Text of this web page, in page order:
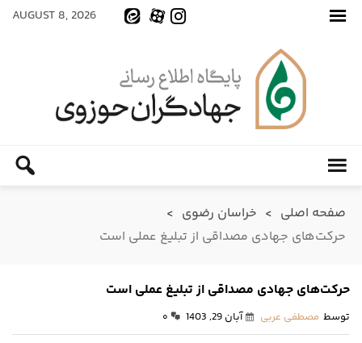
AUGUST 8, 2026
صفحه اصلی > خراسان رضوی >
حرکت‌های جهادی مصداقی از تبلیغ عملی است
حرکت‌های جهادی مصداقی از تبلیغ عملی است
توسط مصطفی عربی آبان 29, 1403 ۰